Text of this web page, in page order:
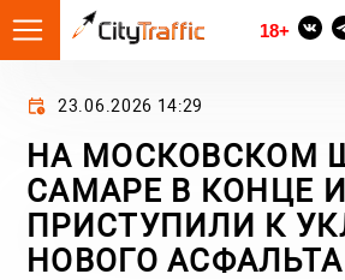
18+
23.06.2026 14:29
НА МОСКОВСКОМ
САМАРЕ В КОНЦЕ
ПРИСТУПИЛИ К
НОВОГО АСФАЛЬТА